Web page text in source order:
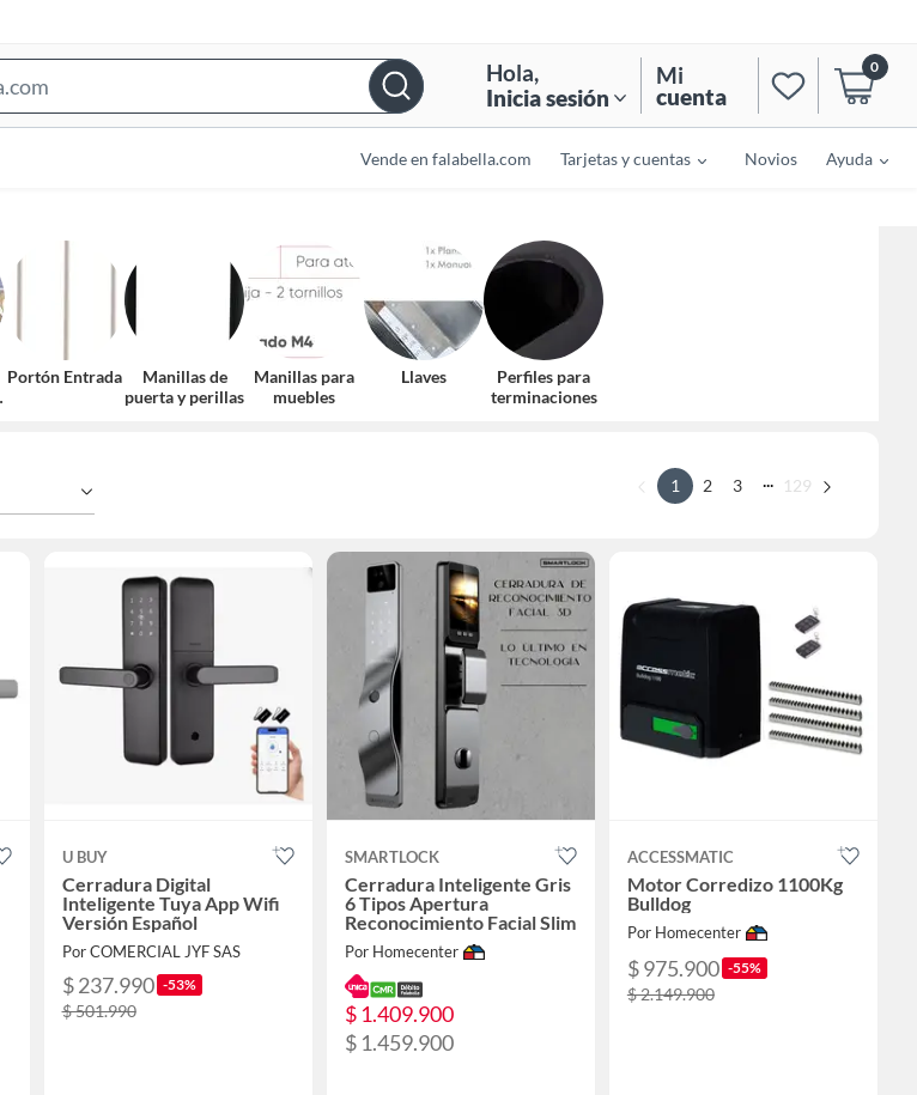
Bar
Hola,
Inicia sesión
Mi
cuenta
0
Vende en falabella.com Tarjetas y cuentas Novios Ayuda
Portón Entrada
Manillas de
puerta y perillas
Manillas para
muebles
Llaves
Perfiles para
terminaciones
1 2 3 ... 129
U BUY
Cerradura Digital
Inteligente Tuya App Wifi
Versión Español
Por COMERCIAL JYF SAS
$ 237.990 -53%
$ 501.990
SMARTLOCK
Cerradura Inteligente Gris
6 Tipos Apertura
Reconocimiento Facial Slim
Por Homecenter
$ 1.409.900
$ 1.459.900
ACCESSMATIC
Motor Corredizo 1100Kg
Bulldog
Por Homecenter
$ 975.900 -55%
$ 2.149.900